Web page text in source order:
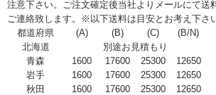
注意下さい。ご注文確定後当社よりメールにて送
ご連絡致します。※以下送料は目安とお考え下さい
都道府県
(A) (B) (C)
(B/N)
北海道
別途お見積もり
青森
1600 17600 25300
12650
岩手
1600 17600 25300
12650
秋田
1600 17600 25300
12650